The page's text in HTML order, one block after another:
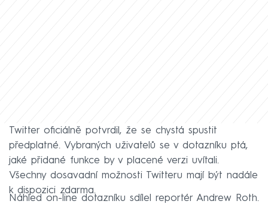
Twitter oficiálně potvrdil, že se chystá spustit
předplatné. Vybraných uživatelů se v dotazníku ptá,
jaké přidané funkce by v placené verzi uvítali.
Všechny dosavadní možnosti Twitteru mají být nadále
k dispozici zdarma.
Náhled on-line dotazníku sdílel reportér Andrew Roth.